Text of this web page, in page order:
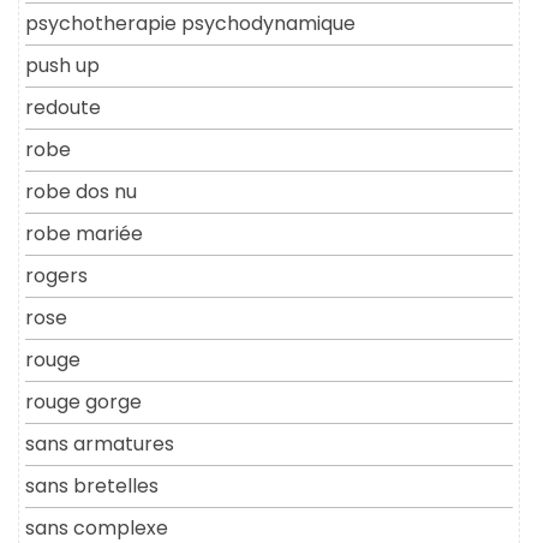
psychotherapie psychodynamique
push up
redoute
robe
robe dos nu
robe mariée
rogers
rose
rouge
rouge gorge
sans armatures
sans bretelles
sans complexe